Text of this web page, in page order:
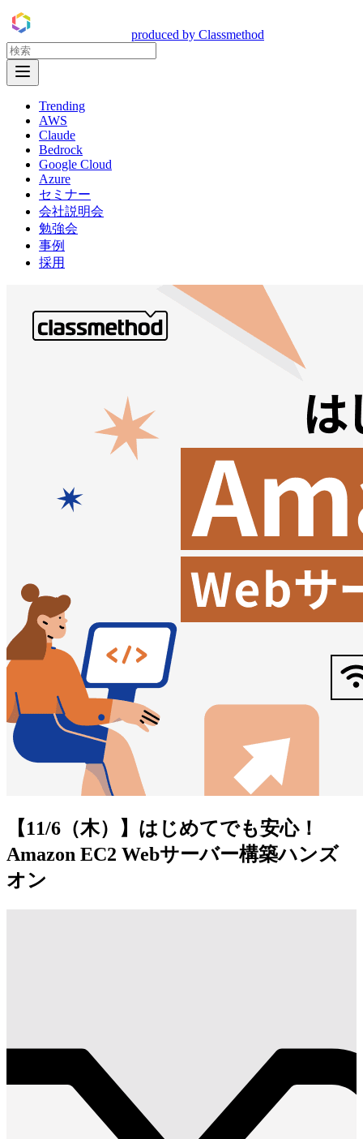
produced by Classmethod
Trending
AWS
Claude
Bedrock
Google Cloud
Azure
セミナー
会社説明会
勉強会
事例
採用
【11/6（木）】はじめてでも安心！
Amazon EC2 Webサーバー構築ハンズ
オン